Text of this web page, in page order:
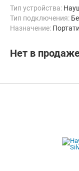
Тип устройства:
Тип подключения:
Назначение:
Нет в